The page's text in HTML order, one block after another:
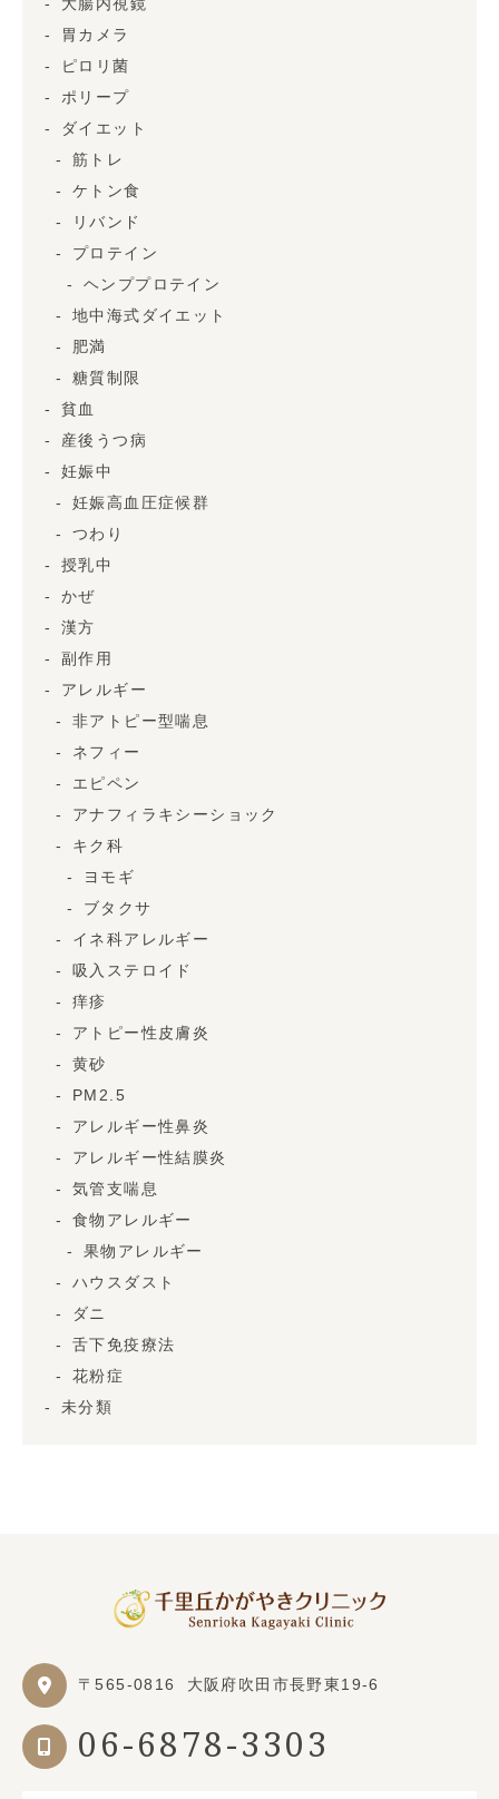
大腸内視鏡
胃カメラ
ピロリ菌
ポリープ
ダイエット
筋トレ
ケトン食
リバンド
プロテイン
ヘンププロテイン
地中海式ダイエット
肥満
糖質制限
貧血
産後うつ病
妊娠中
妊娠高血圧症候群
つわり
授乳中
かぜ
漢方
副作用
アレルギー
非アトピー型喘息
ネフィー
エピペン
アナフィラキシーショック
キク科
ヨモギ
ブタクサ
イネ科アレルギー
吸入ステロイド
痒疹
アトピー性皮膚炎
黄砂
PM2.5
アレルギー性鼻炎
アレルギー性結膜炎
気管支喘息
食物アレルギー
果物アレルギー
ハウスダスト
ダニ
舌下免疫療法
花粉症
未分類
〒565-0816 大阪府吹田市長野東19-6
06-6878-3303